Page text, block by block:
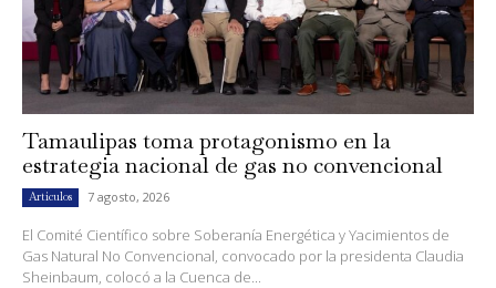
Tamaulipas toma protagonismo en la
estrategia nacional de gas no convencional
Artículos 7 agosto, 2026
El Comité Científico sobre Soberanía Energética y Yacimientos de
Gas Natural No Convencional, convocado por la presidenta Claudia
Sheinbaum, colocó a la Cuenca de...